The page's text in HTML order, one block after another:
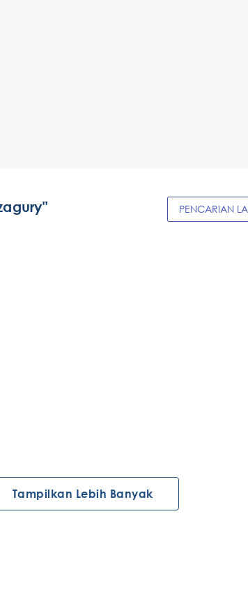
PENCARIAN
Tampilkan Lebih Banyak